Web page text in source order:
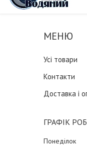
Усі товари
Контакти
Доставка і
ГРАФІК
Понеділок